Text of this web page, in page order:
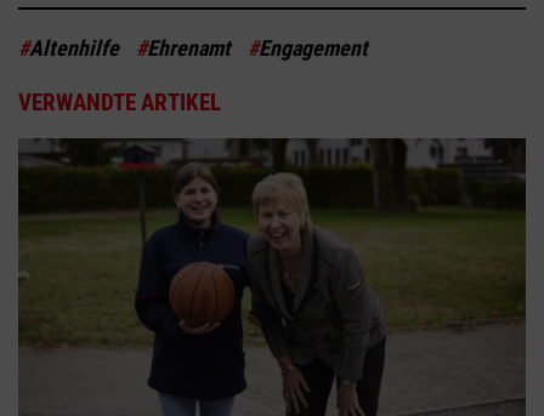
#Altenhilfe #Ehrenamt #Engagement
VERWANDTE ARTIKEL